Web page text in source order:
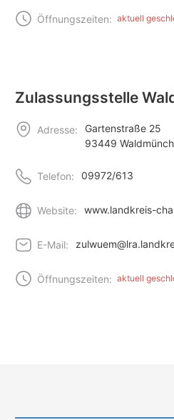
Öffnungszeiten: aktuell
Zulassungsstelle
Adresse:
Gartenstraße 25
93449
Telefon: 09972/613
Website: www.landkreis-
E-Mail:
Öffnungszeiten: aktuell